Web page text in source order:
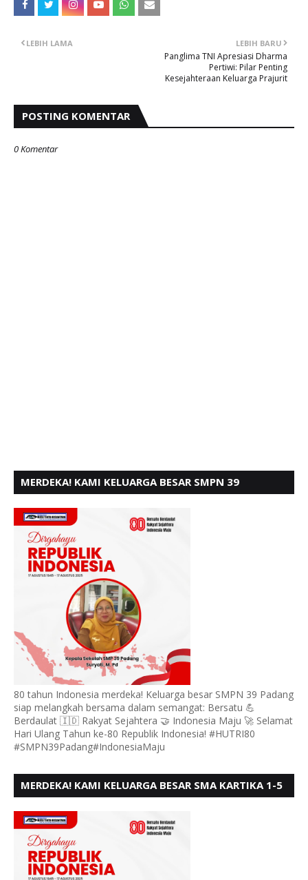
LEBIH BARU
Panglima TNI Apresiasi Dharma
Pertiwi: Pilar Penting
Kesejahteraan Keluarga Prajurit
LEBIH LAMA
POSTING KOMENTAR
0 Komentar
MERDEKA! KAMI KELUARGA BESAR SMPN 39
80 tahun Indonesia merdeka! Keluarga besar SMPN 39 Padang
siap melangkah bersama dalam semangat: Bersatu 💪
Berdaulat 🇮🇩 Rakyat Sejahtera 🤝 Indonesia Maju 🚀 Selamat
Hari Ulang Tahun ke-80 Republik Indonesia! #HUTRI80
#SMPN39Padang#IndonesiaMaju
MERDEKA! KAMI KELUARGA BESAR SMA KARTIKA 1-5
BERSATU BERD